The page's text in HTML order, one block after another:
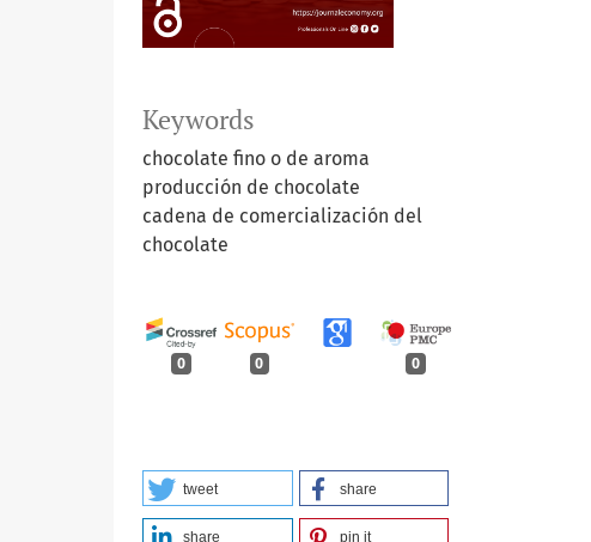
Keywords
chocolate fino o de aroma
producción de chocolate
cadena de comercialización del
chocolate
0 0 0
tweet share
share pin it